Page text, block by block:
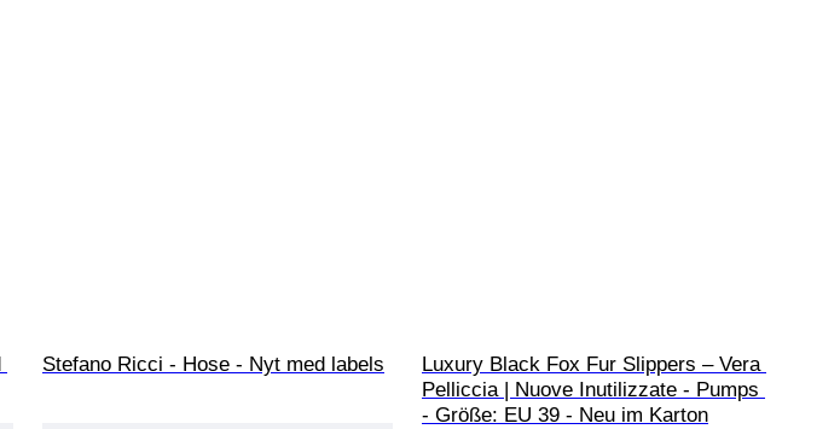
Stefano Ricci - Hose - Nyt med labels
Luxury Black Fox Fur Slippers – Vera
Pelliccia | Nuove Inutilizzate - Pumps
- Größe: EU 39 - Neu im Karton